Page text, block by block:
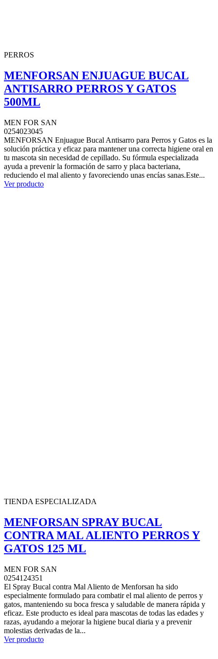
PERROS
MENFORSAN ENJUAGUE BUCAL
ANTISARRO PERROS Y GATOS
500ML
MEN FOR SAN
0254023045
MENFORSAN Enjuague Bucal Antisarro para Perros y Gatos es la
solución práctica y eficaz para mantener una correcta higiene oral en
tu mascota sin necesidad de cepillado. Su fórmula especializada
ayuda a prevenir la formación de sarro y placa bacteriana,
reduciendo el mal aliento y favoreciendo unas encías sanas.Este...
Ver producto
TIENDA ESPECIALIZADA
MENFORSAN SPRAY BUCAL
CONTRA MAL ALIENTO PERROS Y
GATOS 125 ML
MEN FOR SAN
0254124351
El Spray Bucal contra Mal Aliento de Menforsan ha sido
especialmente formulado para combatir el mal aliento de perros y
gatos, manteniendo su boca fresca y saludable de manera rápida y
eficaz. Este producto es ideal para mascotas de todas las edades y
razas, ayudando a mejorar la higiene bucal diaria y a prevenir
molestias derivadas de la...
Ver producto